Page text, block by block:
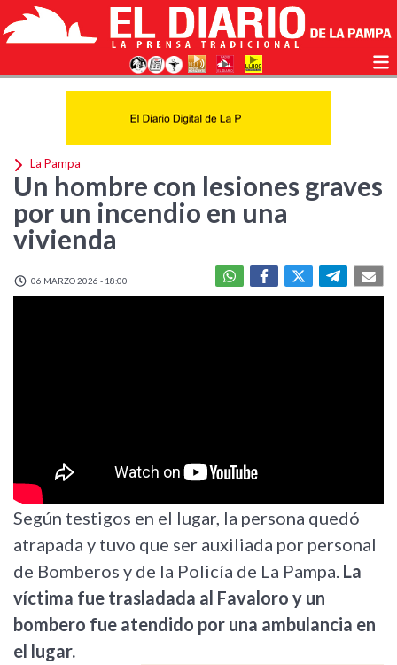
La Pampa
Un hombre con lesiones graves
por un incendio en una
vivienda
06 MARZO 2026 - 18:00
Según testigos en el lugar, la persona quedó
atrapada y tuvo que ser auxiliada por personal
de Bomberos y de la Policía de La Pampa. La
víctima fue trasladada al Favaloro y un
bombero fue atendido por una ambulancia en
el lugar.